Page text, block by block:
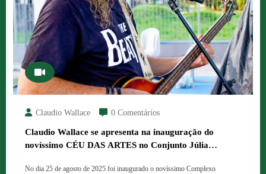
Claudio Wallace 0 Comentários
Claudio Wallace se apresenta na inauguração do
novíssimo CÉU DAS ARTES no Conjunto Júlia
No dia 25 de agosto de 2025 foi inaugurado o novíssimo Complexo